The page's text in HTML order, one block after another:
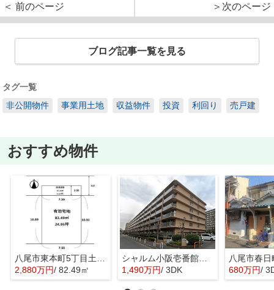
＜ 前のページ
＞次のページ
ブログ記事一覧を見る
タグ一覧
非公開物件
事業用土地 収益物件 投資 利回り 売戸建
おすすめ物件
2,880万円/ 82.49㎡
シャルム小阪壱番館 西堤小学校区 近鉄河内小阪駅
1,490万円/ 3DK 680万円/